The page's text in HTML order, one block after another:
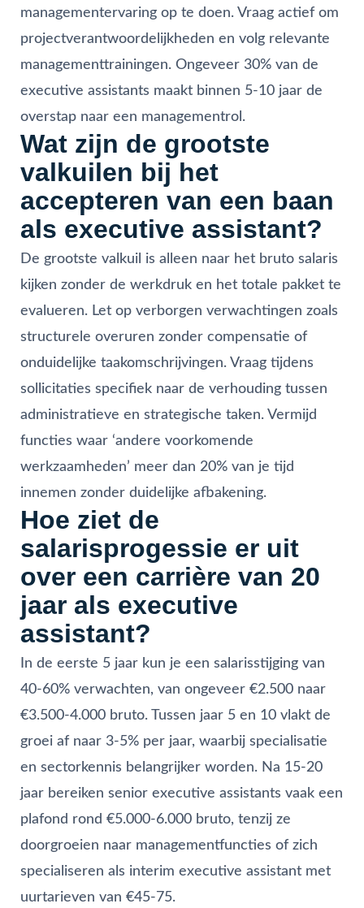
managementervaring op te doen. Vraag actief om
projectverantwoordelijkheden en volg relevante
managementtrainingen. Ongeveer 30% van de
executive assistants maakt binnen 5-10 jaar de
overstap naar een managementrol.
Wat zijn de grootste
valkuilen bij het
accepteren van een baan
als executive assistant?
De grootste valkuil is alleen naar het bruto salaris
kijken zonder de werkdruk en het totale pakket te
evalueren. Let op verborgen verwachtingen zoals
structurele overuren zonder compensatie of
onduidelijke taakomschrijvingen. Vraag tijdens
sollicitaties specifiek naar de verhouding tussen
administratieve en strategische taken. Vermijd
functies waar ‘andere voorkomende
werkzaamheden’ meer dan 20% van je tijd
innemen zonder duidelijke afbakening.
Hoe ziet de
salarisprogessie er uit
over een carrière van 20
jaar als executive
assistant?
In de eerste 5 jaar kun je een salarisstijging van
40-60% verwachten, van ongeveer €2.500 naar
€3.500-4.000 bruto. Tussen jaar 5 en 10 vlakt de
groei af naar 3-5% per jaar, waarbij specialisatie
en sectorkennis belangrijker worden. Na 15-20
jaar bereiken senior executive assistants vaak een
plafond rond €5.000-6.000 bruto, tenzij ze
doorgroeien naar managementfuncties of zich
specialiseren als interim executive assistant met
uurtarieven van €45-75.